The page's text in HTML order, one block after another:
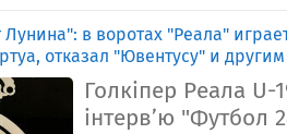
в воротах "Реала"
отказал "Ювентусу" и
Голкіпер Реала
інтерв’ю "Футбол